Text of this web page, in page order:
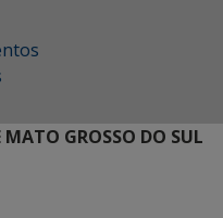
GROSSO DO SUL